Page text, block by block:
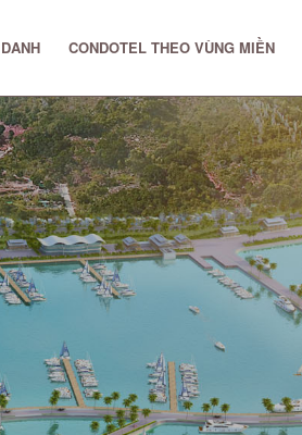
CONDOTEL THEO VÙNG MIỀN